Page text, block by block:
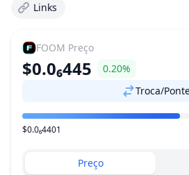
Links
FOOM Preço
$0.0₆445
0.20%
Troca/
Faixa de preço
$0.0₆4401
Preço